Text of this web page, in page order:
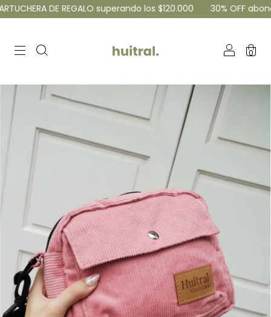
DE REGALO superando los $120.000 30% OFF abonando
0